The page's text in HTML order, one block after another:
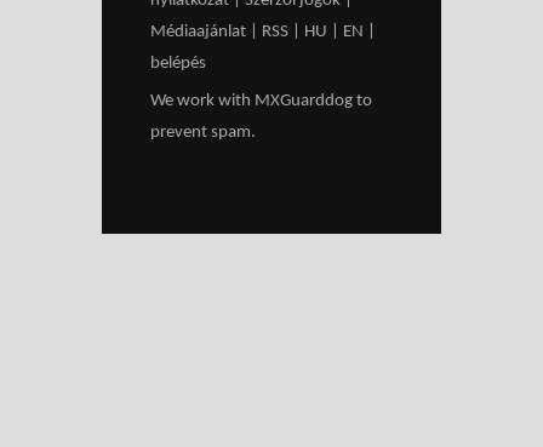
Médiaajánlat
RSS HU EN
belépés
We work with MXGuarddog to
prevent spam.